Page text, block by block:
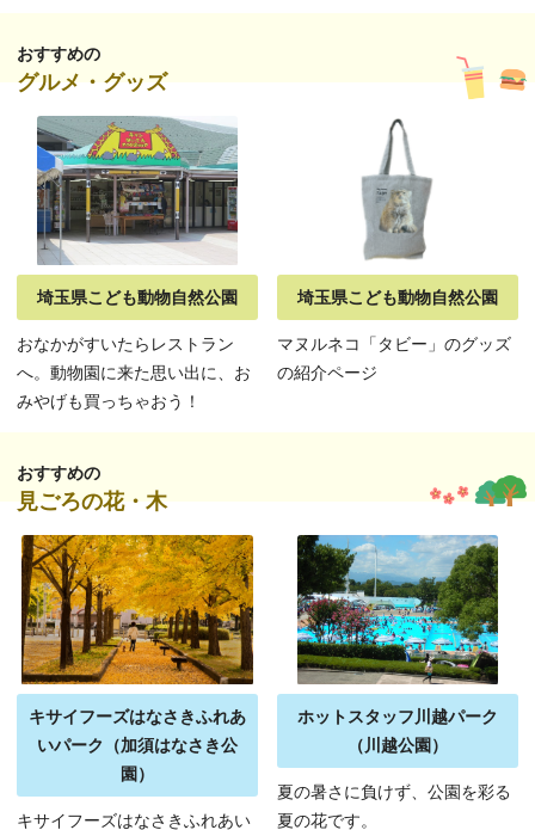
おすすめの
グルメ・グッズ
埼玉県こども動物自然公園
おなかがすいたらレストラン
へ。動物園に来た思い出に、お
みやげも買っちゃおう！
埼玉県こども動物自然公園
マヌルネコ「タビー」のグッズ
の紹介ページ
おすすめの
見ごろの花・木
キサイフーズはなさきふれあ
いパーク（加須はなさき公
園）
キサイフーズはなさきふれあい
ホットスタッフ川越パーク
（川越公園）
夏の暑さに負けず、公園を彩る
夏の花です。